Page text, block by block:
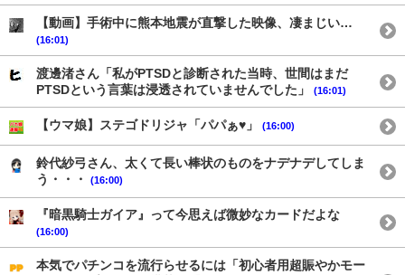
【動画】手術中に熊本地震が直撃した映像、凄まじい…
(16:01)
渡邊渚さん「私がPTSDと診断された当時、世間はまだ
PTSDという言葉は浸透されていませんでした」
(16:01)
【ウマ娘】ステゴドリジャ「パパぁ♥」 (16:00)
鈴代紗弓さん、太くて長い棒状のものをナデナデしてしま
う・・・
(16:00)
『暗黒騎士ガイア』って今思えば微妙なカードだよな
(16:00)
本気でパチンコを流行らせるには「初心者用超賑やかモー